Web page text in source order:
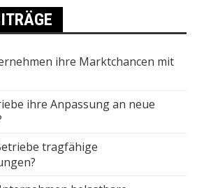
ihre Marktchancen mit
ihre Anpassung an neue
tragfähige